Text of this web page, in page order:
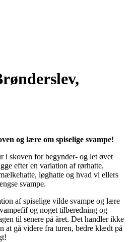
og lære om spiselige svampe!
i skoven for begynder- og let øvet
efter en variation af rørhatte,
løghatte og hvad vi ellers
svampe.
af spiselige vilde svampe og lære
og noget tilberedning og
til senere på året. Det handler ikke
at gå videre fra turen, bedre klædt på